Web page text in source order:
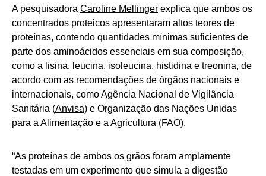
A pesquisadora Caroline Mellinger explica que ambos os
concentrados proteicos apresentaram altos teores de
proteínas, contendo quantidades mínimas suficientes de
parte dos aminoácidos essenciais em sua composição,
como a lisina, leucina, isoleucina, histidina e treonina, de
acordo com as recomendações de órgãos nacionais e
internacionais, como Agência Nacional de Vigilância
Sanitária (Anvisa) e Organização das Nações Unidas
para a Alimentação e a Agricultura (FAO).
“As proteínas de ambos os grãos foram amplamente
testadas em um experimento que simula a digestão